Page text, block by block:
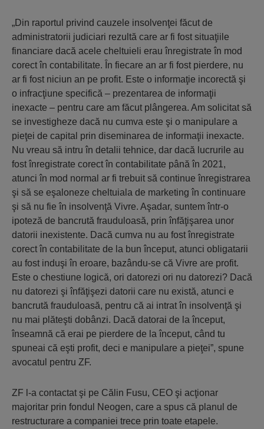
„Din raportul privind cauzele insolvenţei făcut de
administratorii judiciari rezultă care ar fi fost situaţiile
financiare dacă acele cheltuieli erau înregistrate în mod
corect în contabilitate. În fiecare an ar fi fost pierdere, nu
ar fi fost niciun an pe profit. Este o informaţie incorectă şi
o infracţiune specifică – prezentarea de informaţii
inexacte – pentru care am făcut plângerea. Am solicitat să
se investigheze dacă nu cumva este şi o manipulare a
pieţei de capital prin diseminarea de informaţii inexacte.
Nu vreau să intru în detalii tehnice, dar dacă lucrurile au
fost înregistrate corect în contabilitate până în 2021,
atunci în mod normal ar fi trebuit să continue înregistrarea
şi să se eşaloneze cheltuiala de marketing în continuare
şi să nu fie în insolvenţă Vivre. Aşadar, suntem într-o
ipoteză de bancrută frauduloasă, prin înfăţişarea unor
datorii inexistente. Dacă cumva nu au fost înregistrate
corect în contabilitate de la bun început, atunci obligatarii
au fost induşi în eroare, bazându-se că Vivre are profit.
Este o chestiune logică, ori datorezi ori nu datorezi? Dacă
nu datorezi şi înfăţişezi datorii care nu există, atunci e
bancrută frauduloasă, pentru că ai intrat în insolvenţă şi
nu mai plăteşti dobânzi. Dacă datorai de la început,
înseamnă că erai pe pierdere de la început, când tu
spuneai că eşti profit, deci e manipulare a pieţei”, spune
avocatul pentru ZF.
ZF l-a contactat şi pe Călin Fusu, CEO şi acţionar
majoritar prin fondul Neogen, care a spus că planul de
restructurare a companiei trece prin toate etapele.